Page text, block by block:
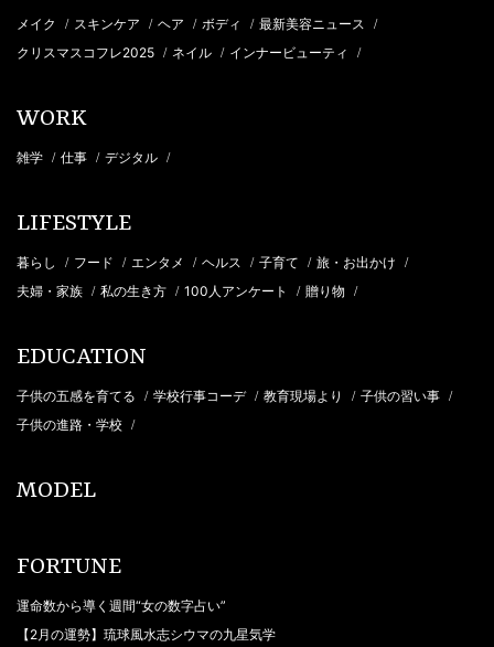
メイク / スキンケア / ヘア / ボディ / 最新美容ニュース /
クリスマスコフレ2025 / ネイル / インナービューティ /
WORK
雑学 / 仕事 / デジタル /
LIFESTYLE
暮らし / フード / エンタメ / ヘルス / 子育て / 旅・お出かけ /
夫婦・家族 / 私の生き方 / 100人アンケート / 贈り物 /
EDUCATION
子供の五感を育てる / 学校行事コーデ / 教育現場より / 子供の習い事 /
子供の進路・学校 /
MODEL
FORTUNE
運命数から導く週間“女の数字占い”
【2月の運勢】琉球風水志シウマの九星気学